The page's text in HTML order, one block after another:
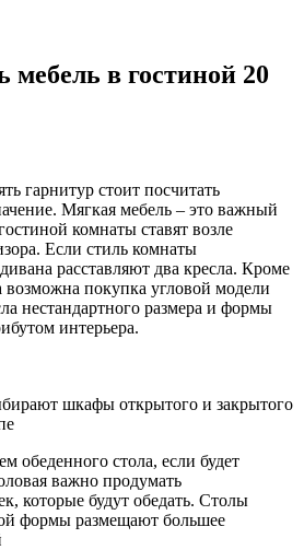
мебель в гостиной 20
гарнитур стоит посчитать
Мягкая мебель – это важный
комнаты ставят возле
Если стиль комнаты
расставляют два кресла. Кроме
возможна покупка угловой модели
нестандартного размера и формы
интерьера.
шкафы открытого и закрытого
обеденного стола, если будет
важно продумать
которые будут обедать. Столы
формы размещают большее